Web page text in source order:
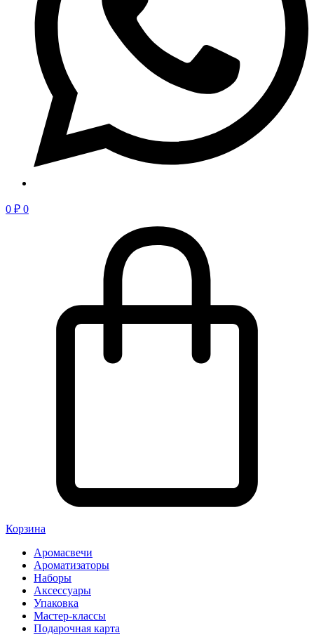
0 ₽ 0
Корзина
Аромасвечи
Ароматизаторы
Наборы
Аксессуары
Упаковка
Мастер-классы
Подарочная карта